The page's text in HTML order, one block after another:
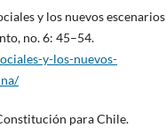
y los nuevos escenarios
no. 6: 45–54.
y-los-nuevos-
para Chile.